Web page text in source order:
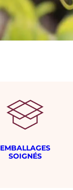
EMBALLAGES
SOIGNÉS